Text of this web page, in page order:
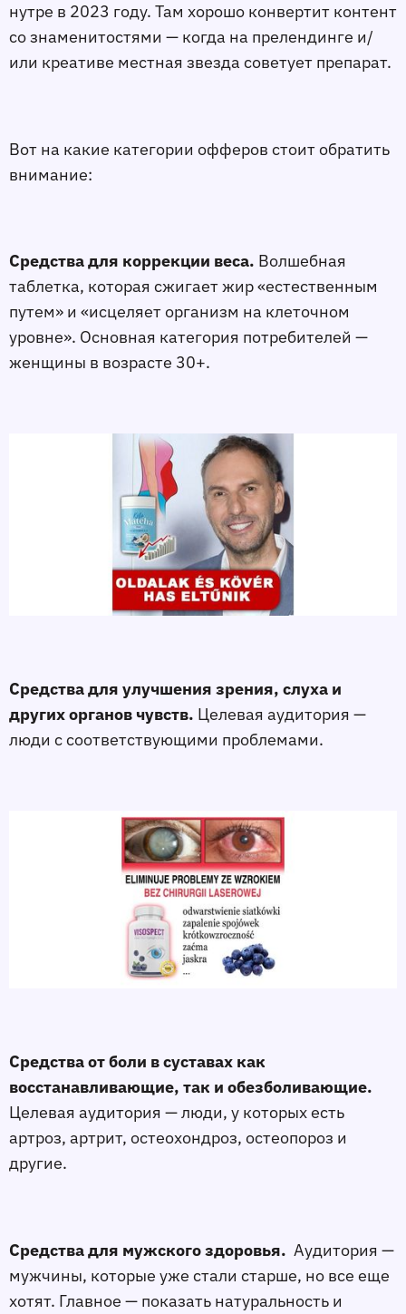
нутре в 2023 году. Там хорошо конвертит контент
со знаменитостями — когда на прелендинге и/
или креативе местная звезда советует препарат.
Вот на какие категории офферов стоит обратить
внимание:
Средства для коррекции веса. Волшебная
таблетка, которая сжигает жир «естественным
путем» и «исцеляет организм на клеточном
уровне». Основная категория потребителей —
женщины в возрасте 30+.
Средства для улучшения зрения, слуха и
других органов чувств. Целевая аудитория —
люди с соответствующими проблемами.
Средства от боли в суставах как
восстанавливающие, так и обезболивающие.
Целевая аудитория — люди, у которых есть
артроз, артрит, остеохондроз, остеопороз и
другие.
Средства для мужского здоровья. Аудитория —
мужчины, которые уже стали старше, но все еще
хотят. Главное — показать натуральность и